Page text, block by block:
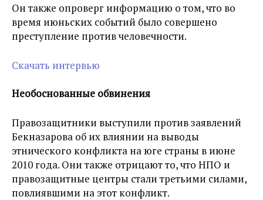
Он также опроверг информацию о том, что во
время июньских событий было совершено
преступление против человечности.
Скачать интервью
Необоснованные обвинения
Правозащитники выступили против заявлений
Бекназарова об их влиянии на выводы
этнического конфликта на юге страны в июне
2010 года. Они также отрицают то, что НПО и
правозащитные центры стали третьими силами,
повлиявшими на этот конфликт.